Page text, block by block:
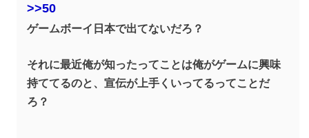
>>50
ゲームボーイ日本で出てないだろ？
それに最近俺が知ったってことは俺がゲームに興味
持ててるのと、宣伝が上手くいってるってことだ
ろ？